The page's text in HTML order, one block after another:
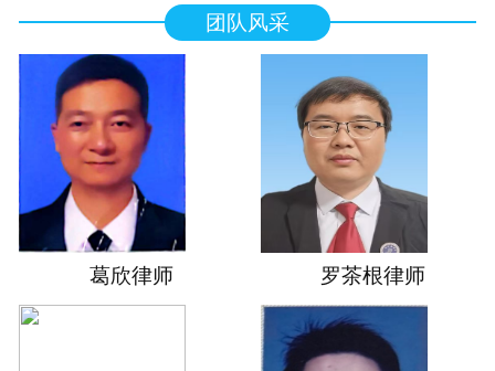
团队风采
葛欣律师 罗茶根律师